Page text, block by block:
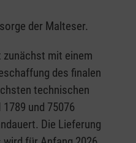
der Malteser.
mit einem
des finalen
technischen
und 75076
Die Lieferung